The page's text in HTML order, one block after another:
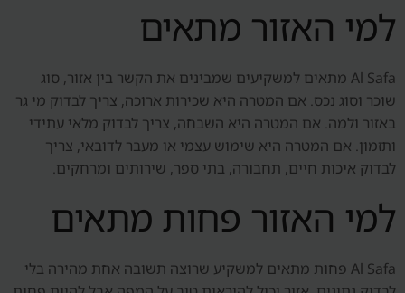
למי האזור מתאים
Al Safa מתאים למשקיעים שמבינים את הקשר בין אזור, סוג
שוכר וסוג נכס. אם המטרה היא שכירות ארוכה, צריך לבדוק מי גר
באזור ולמה. אם המטרה היא השבחה, צריך לבדוק מלאי עתידי
ותזמון. אם המטרה היא שימוש עצמי או מעבר לדובאי, צריך
לבדוק איכות חיים, תחבורה, בתי ספר, שירותים ומרחקים.
למי האזור פחות מתאים
Al Safa פחות מתאים למשקיע שרוצה תשובה אחת מהירה בלי